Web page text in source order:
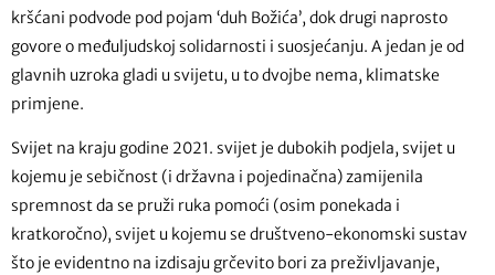
kršćani podvode pod pojam ‘duh Božića’, dok drugi naprosto
govore o međuljudskoj solidarnosti i suosjećanju. A jedan je od
glavnih uzroka gladi u svijetu, u to dvojbe nema, klimatske
primjene.
Svijet na kraju godine 2021. svijet je dubokih podjela, svijet u
kojemu je sebičnost (i državna i pojedinačna) zamijenila
spremnost da se pruži ruka pomoći (osim ponekada i
kratkoročno), svijet u kojemu se društveno-ekonomski sustav
što je evidentno na izdisaju grčevito bori za preživljavanje,